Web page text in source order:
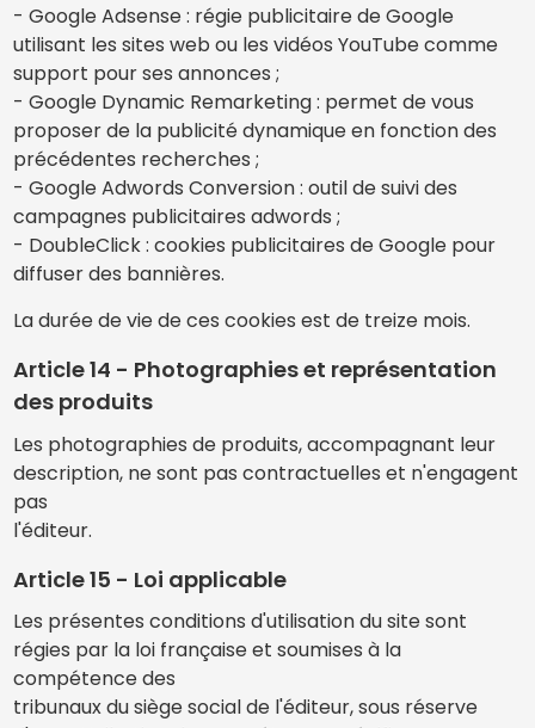
- Google Adsense : régie publicitaire de Google
utilisant les sites web ou les vidéos YouTube comme
support pour ses annonces ;
- Google Dynamic Remarketing : permet de vous
proposer de la publicité dynamique en fonction des
précédentes recherches ;
- Google Adwords Conversion : outil de suivi des
campagnes publicitaires adwords ;
- DoubleClick : cookies publicitaires de Google pour
diffuser des bannières.
La durée de vie de ces cookies est de treize mois.
Article 14 - Photographies et représentation
des produits
Les photographies de produits, accompagnant leur
description, ne sont pas contractuelles et n'engagent
pas
l'éditeur.
Article 15 - Loi applicable
Les présentes conditions d'utilisation du site sont
régies par la loi française et soumises à la
compétence des
tribunaux du siège social de l'éditeur, sous réserve